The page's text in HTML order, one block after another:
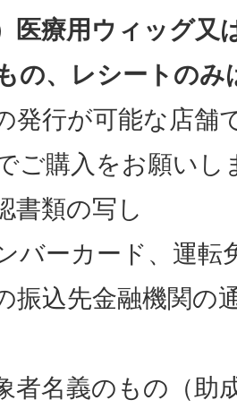
医療用ウィッグ又
の、レシートのみ
発行が可能な店舗
ご購入をお願いし
書類の写し
バーカード、運転
振込先金融機関の
者名義のもの（助